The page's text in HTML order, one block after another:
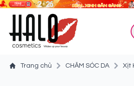
Trang chủ CHĂM SÓC DA Xịt